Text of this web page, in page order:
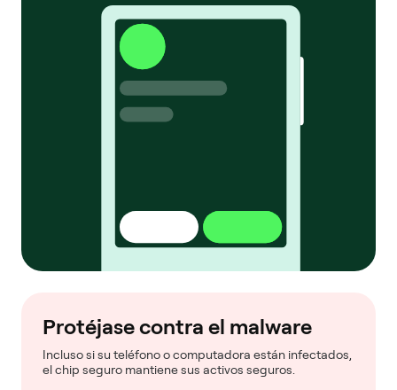
Protéjase contra el malware
Incluso si su teléfono o computadora están infectados,
el chip seguro mantiene sus activos seguros.